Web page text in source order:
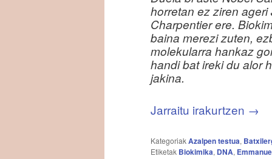
horretan ez ziren
Charpentier ere.
baina merezi zuten,
molekularra hankaz
handi bat ireki du alor
jakina.
Jarraitu irakurtzen →
KategoriakAzalpen testua,
Etiketak Biokimika, DNA,